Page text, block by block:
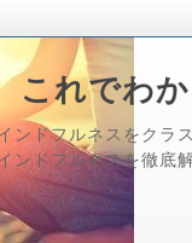
れでわ
ンドフルネスをクラ
ンドフルネスを徹底解